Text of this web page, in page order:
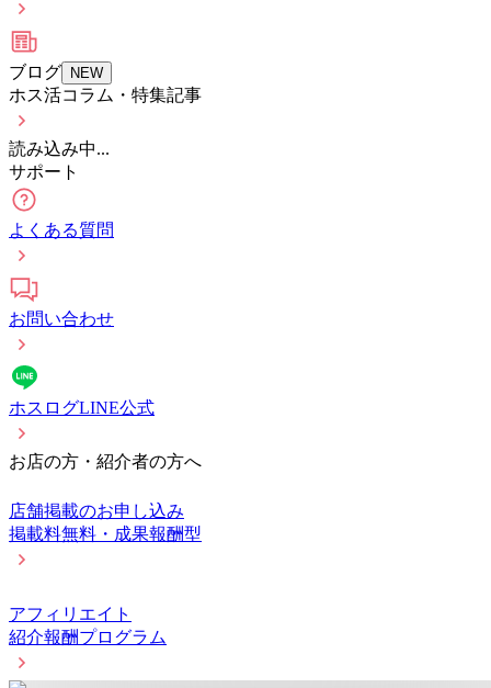
ブログ NEW
ホス活コラム・特集記事
読み込み中...
サポート
よくある質問
お問い合わせ
ホスログLINE公式
お店の方・紹介者の方へ
店舗掲載のお申し込み
掲載料無料・成果報酬型
アフィリエイト
紹介報酬プログラム